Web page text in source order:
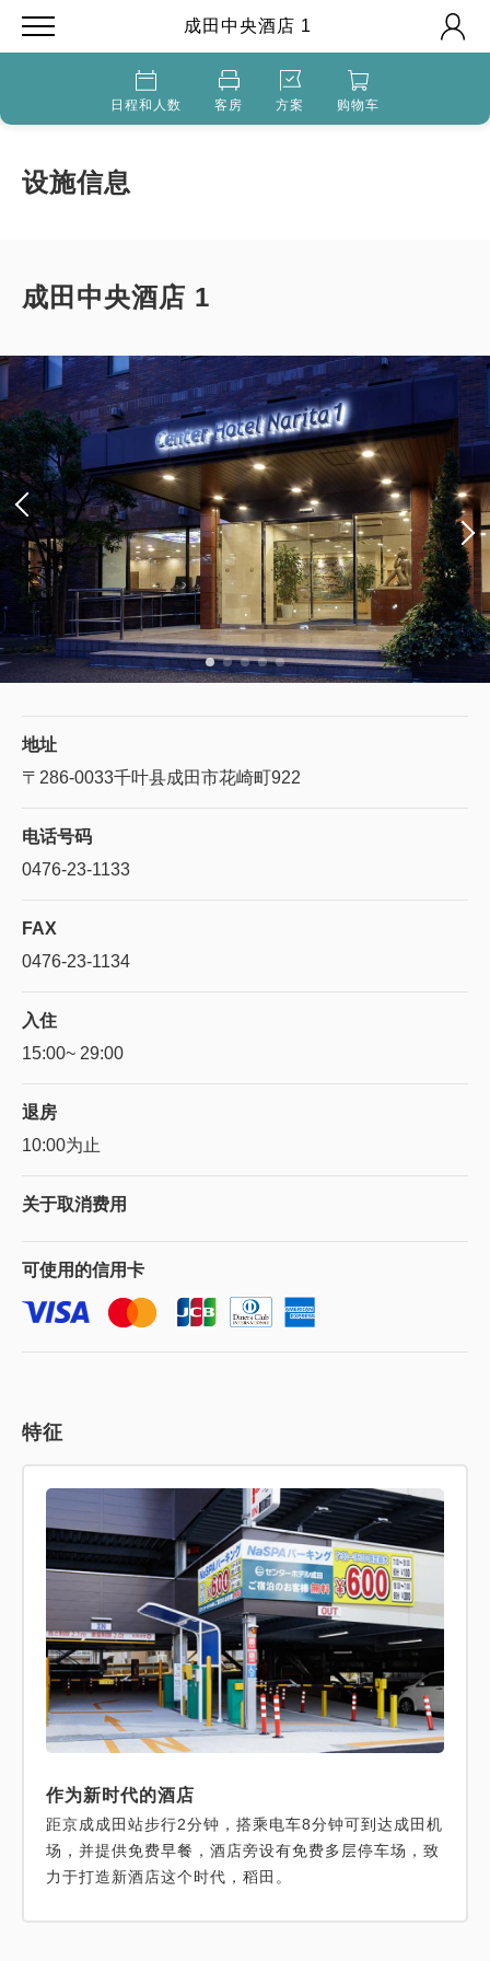
成田中央酒店 1
日程和人数 客房 方案 购物车
设施信息
成田中央酒店 1
地址
〒286-0033千叶县成田市花崎町922
电话号码
0476-23-1133
FAX
0476-23-1134
入住
15:00~ 29:00
退房
10:00为止
关于取消费用
可使用的信用卡
特征
作为新时代的酒店
距京成成田站步行2分钟，搭乘电车8分钟可到达成田机
场，并提供免费早餐，酒店旁设有免费多层停车场，致
力于打造新酒店这个时代，稻田。